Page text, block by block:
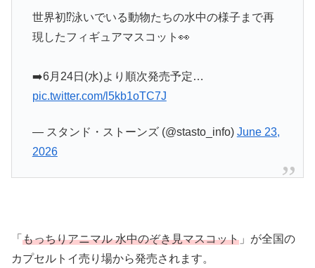
世界初⁉️泳いでいる動物たちの水中の様子まで再
現したフィギュアマスコット👀
➡️6月24日(水)より順次発売予定…
pic.twitter.com/l5kb1oTC7J
— スタンド・ストーンズ (@stasto_info) June 23,
2026
「 もっちりアニマル 水中のぞき見マスコット 」が全国の
カプセルトイ売り場から発売されます。